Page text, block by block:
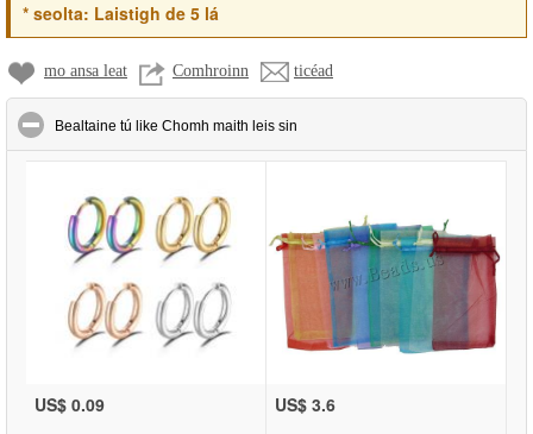
*seolta: Laistigh de 5 lá
mo ansa leat Comhroinn ticéad
Bealtaine tú like Chomh maith leis sin
US$ 0.09 US$ 3.6